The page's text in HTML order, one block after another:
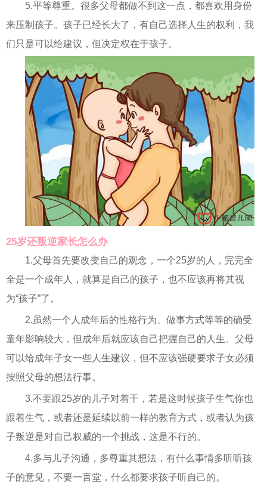
5.平等尊重。很多父母都做不到这一点，都喜欢用身份
来压制孩子。孩子已经长大了，有自己选择人生的权利，我
们只是可以给建议，但决定权在于孩子。
25岁还叛逆家长怎么办
1.父母首先要改变自己的观念，一个25岁的人，完完全
全是一个成年人，就算是自己的孩子，也不应该再将其视
为“孩子”了。
2.虽然一个人成年后的性格行为、做事方式等等的确受
童年影响较大，但成年后就应该自己把握自己的人生。父母
可以给成年子女一些人生建议，但不应该强硬要求子女必须
按照父母的想法行事。
3.不要跟25岁的儿子对着干，若是这时候孩子生气你也
跟着生气，或者还是延续以前一样的教育方式，或者认为孩
子叛逆是对自己权威的一个挑战，这是不行的。
4.多与儿子沟通，多尊重其想法，有什么事情多听听孩
子的意见，不要一言堂，什么都要求孩子听自己的。